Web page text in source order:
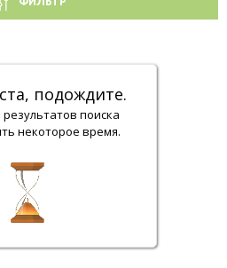
подождите.
поиска
некоторое время.